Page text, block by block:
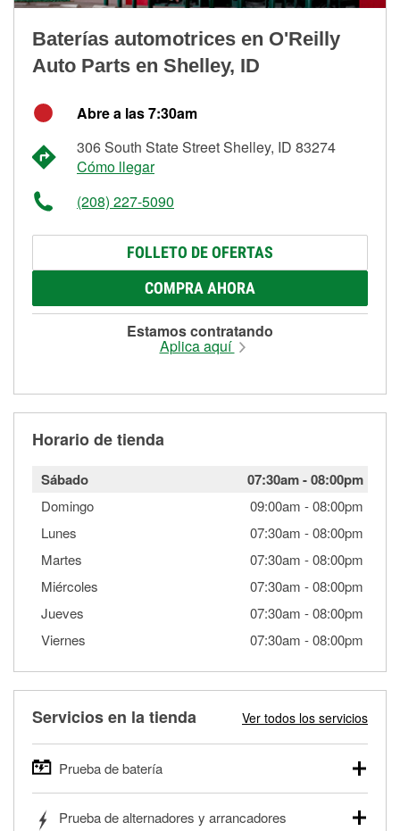
Baterías automotrices en O'Reilly
Auto Parts en Shelley, ID
Abre a las 7:30am
306 South State Street Shelley, ID 83274
Cómo llegar
(208) 227-5090
FOLLETO DE OFERTAS
COMPRA AHORA
Estamos contratando
Aplica aquí
Horario de tienda
Sábado 07:30am-08:00pm
Domingo 09:00am -08:00pm
Lunes
07:30am -08:00pm
Martes
07:30am -08:00pm
Miércoles
07:30am -08:00pm
Jueves
07:30am -08:00pm
Viernes
07:30am -08:00pm
Servicios en la tienda Ver todos los servicios
Prueba de batería
autos, camionetas, SUVs, vehículos comerciales y
Prueba de alternadores y arrancadores